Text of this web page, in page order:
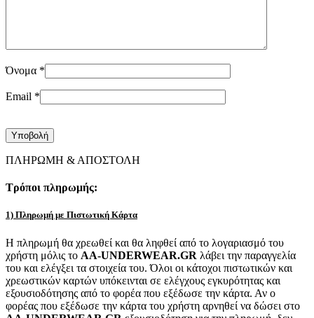
Όνομα *
Email *
ΠΛΗΡΩΜΗ & ΑΠΟΣΤΟΛΗ
Τρόποι πληρωμής:
1) Πληρωμή με Πιστωτική Κάρτα
Η πληρωμή θα χρεωθεί και θα ληφθεί από το λογαριασμό του
χρήστη μόλις το AA-UNDERWEAR.GR λάβει την παραγγελία
του και ελέγξει τα στοιχεία του. Όλοι οι κάτοχοι πιστωτικών και
χρεωστικών καρτών υπόκεινται σε ελέγχους εγκυρότητας και
εξουσιοδότησης από το φορέα που εξέδωσε την κάρτα. Αν ο
φορέας που εξέδωσε την κάρτα του χρήστη αρνηθεί να δώσει στο